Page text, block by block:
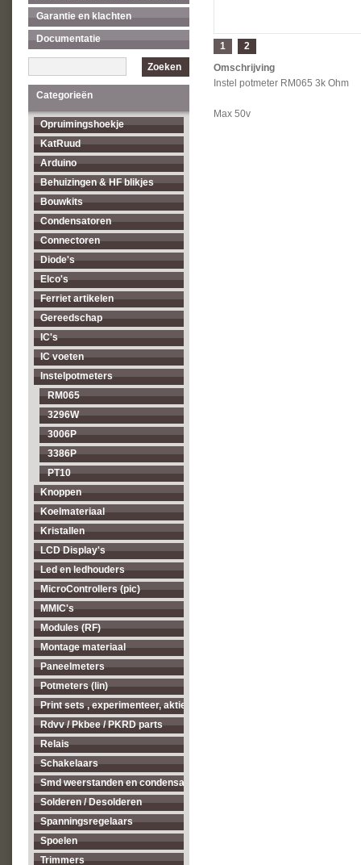
Garantie en klachten
Documentatie
Zoeken
Categorieën
Opruimingshoekje
KatRuud
Arduino
Behuizingen & HF blikjes
Bouwkits
Condensatoren
Connectoren
Diode's
Elco's
Ferriet artikelen
Gereedschap
IC's
IC voeten
Instelpotmeters
RM065
3296W
3006P
3386P
PT10
Knoppen
Koelmateriaal
Kristallen
LCD Display's
Led en ledhouders
MicroControllers (pic)
MMIC's
Modules (RF)
Montage materiaal
Paneelmeters
Potmeters (lin)
Print sets , experimenteer, aktieve antenne's enz...
Rdvv / Pkbee / PKRD parts
Relais
Schakelaars
Smd weerstanden en condensatoren
Solderen / Desolderen
Spanningsregelaars
Spoelen
Trimmers
1
2
Omschrijving
Instel potmeter RM065 3k Ohm
Max 50v